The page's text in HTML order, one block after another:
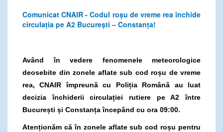
Comunicat CNAIR - Codul roșu de vreme rea închide
circulația pe A2 București – Constanța!
Având în vedere fenomenele meteorologice
deosebite din zonele aflate sub cod roșu de vreme
rea, CNAIR împreună cu Poliția Română au luat
decizia închiderii circulației rutiere pe A2 între
București și Constanța începând cu ora 09:00.
Atenționăm că în zonele aflate sub cod roșu pentru